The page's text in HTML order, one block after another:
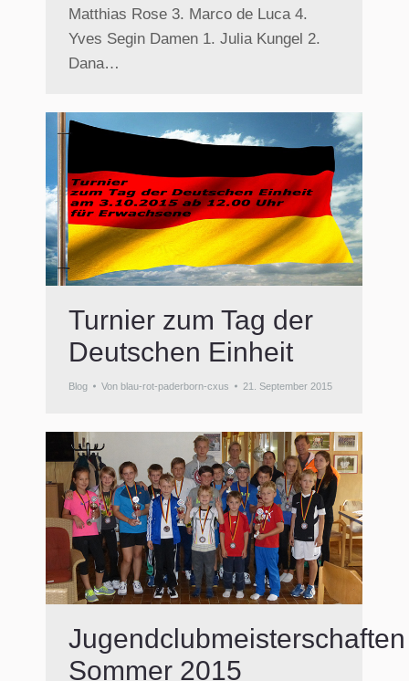
Matthias Rose 3. Marco de Luca 4.
Yves Segin Damen 1. Julia Kungel 2.
Dana…
Turnier zum Tag der
Deutschen Einheit
Blog Von blau-rot-paderborn-cxus 21. September 2015
Jugendclubmeisterschaften
Sommer 2015